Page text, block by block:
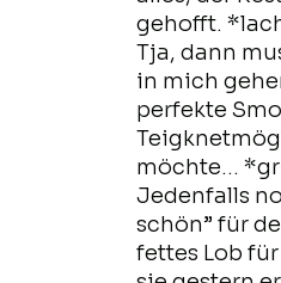
gehofft.
Tja, dann
in mich
perfekte
möchte…
Jedenfalls
schön” für
fettes Lob